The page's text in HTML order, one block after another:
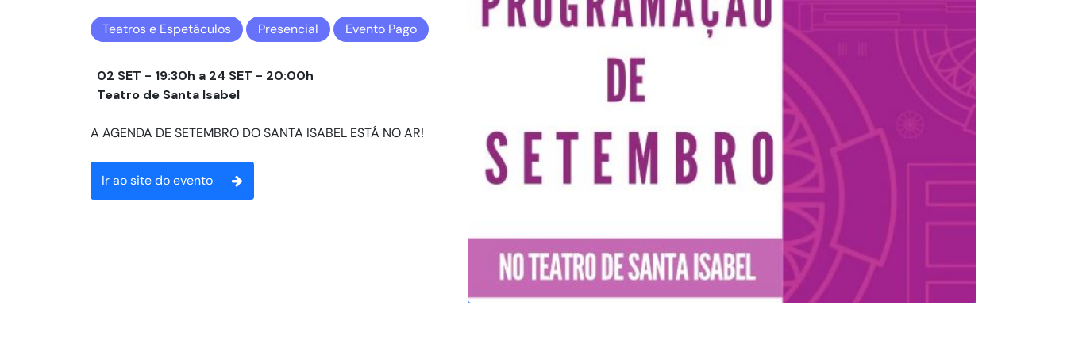
Teatros e Espetáculos Presencial Evento Pago
02 SET - 19:30h a 24 SET - 20:00h
Teatro de Santa Isabel
A AGENDA DE SETEMBRO DO SANTA ISABEL ESTÁ NO AR!
Ir ao site do evento